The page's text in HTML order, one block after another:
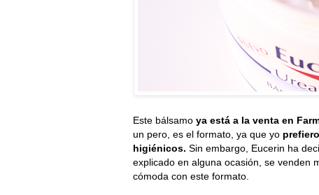
Este bálsamo ya está a la venta en
un pero, es el formato, ya que yo
higiénicos. Sin embargo, Eucerin ha
explicado en alguna ocasión, se venden
cómoda con este formato.